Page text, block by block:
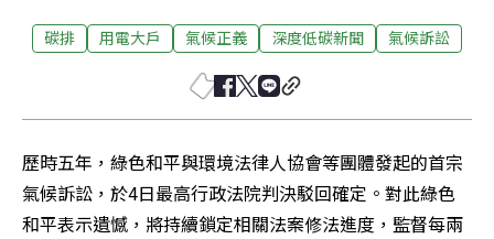
碳排 用電大戶 氣候正義 深度低碳新聞 氣候訴訟
歷時五年，綠色和平與環境法律人協會等團體發起的首宗
氣候訴訟，於4日最高行政法院判決駁回確定。對此綠色
和平表示遺憾，將持續鎖定相關法案修法進度，監督每兩